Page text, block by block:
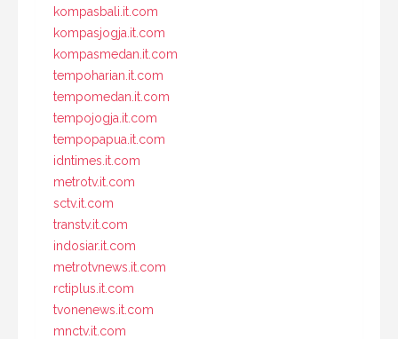
kompasbali.it.com
kompasjogja.it.com
kompasmedan.it.com
tempoharian.it.com
tempomedan.it.com
tempojogja.it.com
tempopapua.it.com
idntimes.it.com
metrotv.it.com
sctv.it.com
transtv.it.com
indosiar.it.com
metrotvnews.it.com
rctiplus.it.com
tvonenews.it.com
mnctv.it.com